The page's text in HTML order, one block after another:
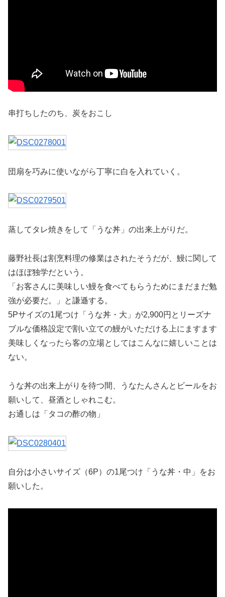
串打ちしたのち、炭をおこし
団扇を巧みに使いながら丁寧に白を入れていく。
蒸してタレ焼きをして「うな丼」の出来上がりだ。
藤野社長は割烹料理の修業はされたそうだが、鰻に関して
はほぼ独学だという。
「お客さんに美味しい鰻を食べてもらうためにまだまだ勉
強が必要だ。」と謙遜する。
5Pサイズの1尾つけ「うな丼・大」が2,900円とリーズナ
ブルな価格設定で割い立ての鰻がいただける上にますます
美味しくなったら客の立場としてはこんなに嬉しいことは
ない。
うな丼の出来上がりを待つ間、うなたんさんとビールをお
願いして、昼酒としゃれこむ。
お通しは「タコの酢の物」
自分は小さいサイズ（6P）の1尾つけ「うな丼・中」をお
願いした。